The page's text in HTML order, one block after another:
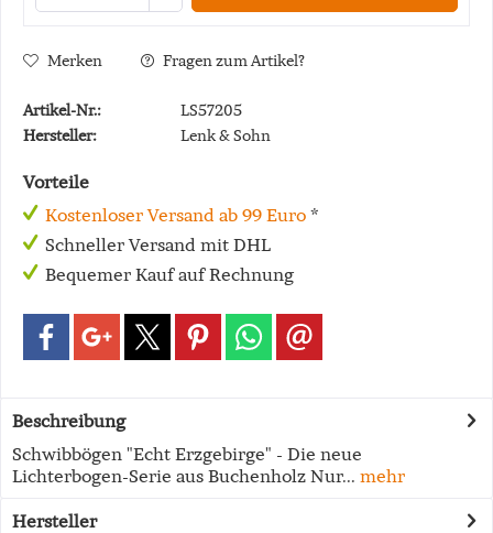
Merken Fragen zum Artikel?
Artikel-Nr.:
LS57205
Hersteller:
Lenk & Sohn
Vorteile
Kostenloser Versand ab 99 Euro *
Schneller Versand mit DHL
Bequemer Kauf auf Rechnung
Beschreibung
Schwibbögen "Echt Erzgebirge" - Die neue
Lichterbogen-Serie aus Buchenholz Nur... mehr
Hersteller